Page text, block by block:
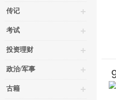
传记
考试
投资理财
政治/军事
古籍